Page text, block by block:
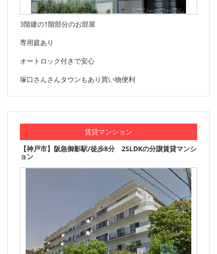
3階建の1階部分のお部屋
専用庭あり
オートロック付きで安心
塚口さんさんタウンもあり買い物便利
賃貸マンション
【神戸市】阪急御影駅/徒歩8分 2SLDKの分譲賃貸マンシ
ョン